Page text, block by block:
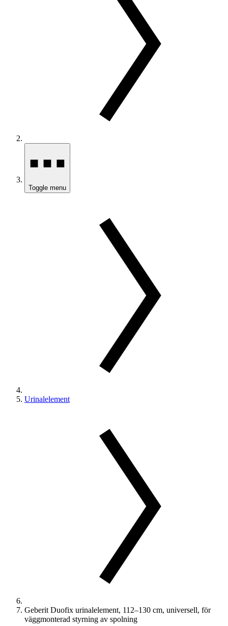
Toggle menu
Urinalelement
Geberit Duofix urinalelement, 112–130 cm, universell, för
väggmonterad styrning av spolning